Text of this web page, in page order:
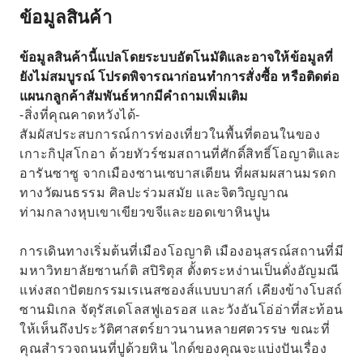
ข้อมูลสินค้า
ข้อมูลสินค้านี้แปลโดยระบบอัตโนมัติและอาจให้ข้อมูลที่
ยังไม่สมบูรณ์ โปรดพิจารณาก่อนทำการสั่งซื้อ หรือติดต่อ
แผนกลูกค้าสัมพันธ์หากมีคำถามเพิ่มเติม
-สิ่งที่คุณคาดหวังได้-
สัมผัสประสบการณ์การท่องเที่ยวในพื้นที่ตอนในของ
เกาะกิปุสโกอา ด้วยทัวร์ชมสถานที่ศักดิ์สิทธิ์โอญาติและ
อารันซาซู จากเมืองซานเซบาสเตียน ที่ผสมผสานมรดก
ทางวัฒนธรรม ศิลปะร่วมสมัย และจิตวิญญาณ
ท่ามกลางหุบเขาเขียวขจีและยอดเขาหินปูน
การเดินทางเริ่มต้นที่เมืองโอญาติ เมืองอนุสรณ์สถานที่มี
มหาวิทยาลัยซานก์ติ สปิริตุส ตั้งตระหง่านเป็นดั่งอัญมณี
แห่งสถาปัตยกรรมเรเนสซองส์แบบบาสก์ เคียงข้างโบสถ์
ซานมิเกล จัตุรัสเดโลสฟูเอรอส และวังอันโอ่อ่าที่สะท้อน
ให้เห็นถึงประวัติศาสตร์ยาวนานหลายศตวรรษ ขณะที่
คุณสำรวจถนนที่ปูด้วยหิน ไกด์ของคุณจะแบ่งปันเรื่อง